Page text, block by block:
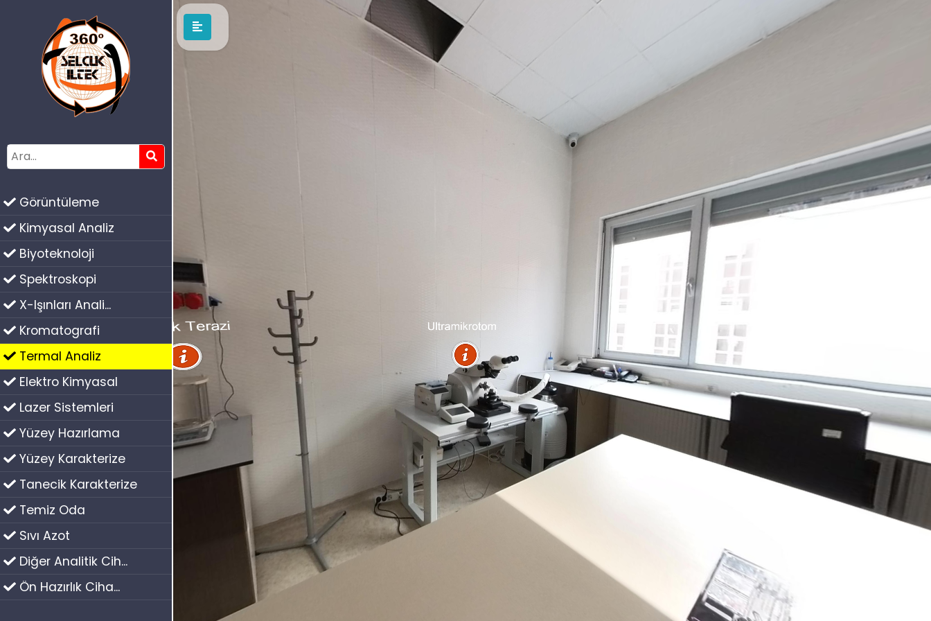
Görüntüleme
Kimyasal Analiz
Biyoteknoloji
Spektroskopi
X-Işınları Anali...
Kromatografi
Termal Analiz
Elektro Kimyasal
Lazer Sistemleri
Yüzey Hazırlama
Yüzey Karakterize
Tanecik Karakterize
Temiz Oda
Sıvı Azot
Diğer Analitik Cih...
Ön Hazırlık Ciha...